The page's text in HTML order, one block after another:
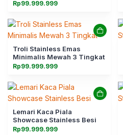
Rp99.999.999
Troli Stainless Emas
Minimalis Mewah 3 Tingkat
Rp99.999.999
Lemari Kaca Piala
Showcase Stainless Besi
Rp99.999.999